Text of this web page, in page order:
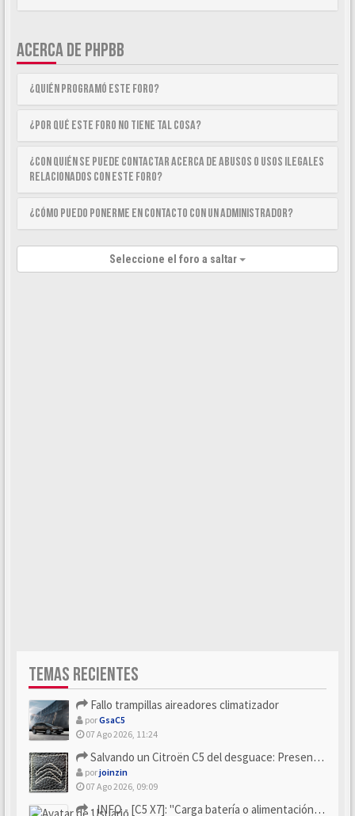
ACERCA DE PHPBB
¿Quién programó este foro?
¿Por qué este foro no tiene tal cosa?
¿Con quién se puede contactar acerca de abusos o usos ilegales
relacionados con este foro?
¿Cómo puedo ponerme en contacto con un Administrador?
Seleccione el foro a saltar
TEMAS RECIENTES
Fallo trampillas aireadores climatizador
porGsaC5
07 Ago 2026, 11:24
Salvando un Citroën C5 del desguace: Presentación y seguimiento
porjoinzin
07 Ago 2026, 09:09
- INFO - [C5 X7]: "Carga batería o alimentación eléctri...